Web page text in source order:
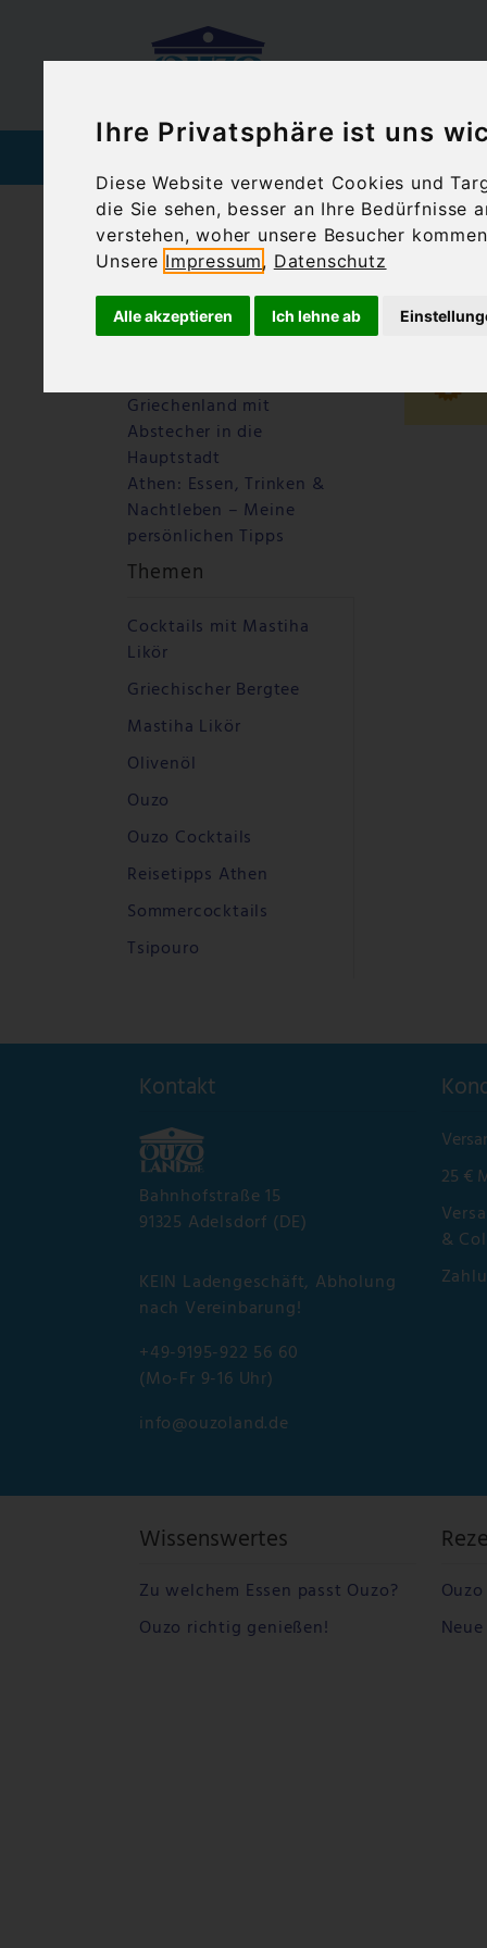
Ihre Privatsphäre ist uns
Diese Website verwendet Cookies und
die Sie sehen, besser an Ihre Bedürfnisse
verstehen, woher unsere Besucher
Unsere Impressum, Datenschutz
Alle akzeptieren Ich lehne ab
SPIRITUOSEN
Startseite Blog Athen Plaka
Letzte Beiträge
Warum Ouzo Kazanisto
anders schmeckt – ein
Griechenland mit
Abstecher in die
Hauptstadt
Athen: Essen, Trinken &
Nachtleben – Meine
persönlichen Tipps
Themen
Cocktails mit Mastiha
Likör
Griechischer Bergtee
Mastiha Likör
Olivenöl
Ouzo
Ouzo Cocktails
Reisetipps Athen
Sommercocktails
Tsipouro
Kontakt
Bahnhofstraße 15
91325 Adelsdorf (DE)
KEIN Ladengeschäft, Abholung
nach Vereinbarung!
+49-9195-922 56 60
(Mo-Fr 9-16 Uhr)
info@ouzoland.de
25 €
&
Wissenswertes
Zu welchem Essen passt Ouzo?
Ouzo richtig genießen!